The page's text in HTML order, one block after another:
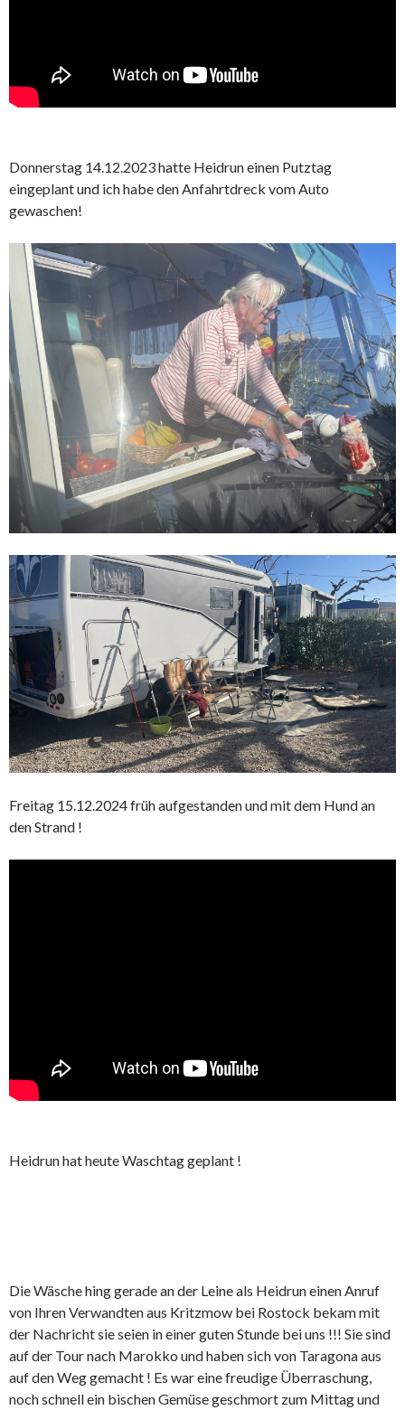
Donnerstag 14.12.2023 hatte Heidrun einen Putztag
eingeplant und ich habe den Anfahrtdreck vom Auto
gewaschen!
Freitag 15.12.2024 früh aufgestanden und mit dem Hund an
den Strand !
Heidrun hat heute Waschtag geplant !
Die Wäsche hing gerade an der Leine als Heidrun einen Anruf
von Ihren Verwandten aus Kritzmow bei Rostock bekam mit
der Nachricht sie seien in einer guten Stunde bei uns !!! Sie sind
auf der Tour nach Marokko und haben sich von Taragona aus
auf den Weg gemacht ! Es war eine freudige Überraschung,
noch schnell ein bischen Gemüse geschmort zum Mittag und